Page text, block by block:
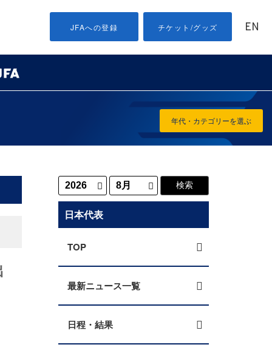
JFAへの登録 チケット/グッズ EN
年代・カテゴリーを選ぶ
日本代表
TOP
最新ニュース一覧
日程・結果